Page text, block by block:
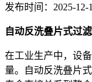
发布时间：2025-
自动反洗叠片式过
在工业生产中，设
量。自动反洗叠片